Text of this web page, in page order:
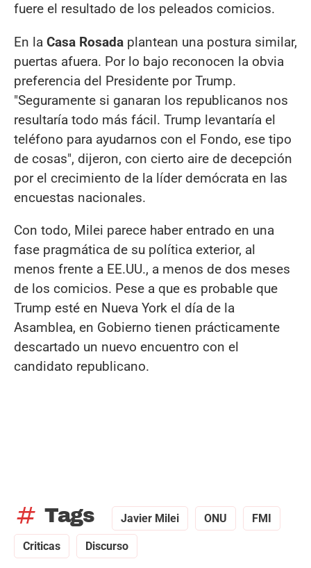
fuere el resultado de los peleados comicios.
En la Casa Rosada plantean una postura similar,
puertas afuera. Por lo bajo reconocen la obvia
preferencia del Presidente por Trump.
"Seguramente si ganaran los republicanos nos
resultaría todo más fácil. Trump levantaría el
teléfono para ayudarnos con el Fondo, ese tipo
de cosas", dijeron, con cierto aire de decepción
por el crecimiento de la líder demócrata en las
encuestas nacionales.
Con todo, Milei parece haber entrado en una
fase pragmática de su política exterior, al
menos frente a EE.UU., a menos de dos meses
de los comicios. Pese a que es probable que
Trump esté en Nueva York el día de la
Asamblea, en Gobierno tienen prácticamente
descartado un nuevo encuentro con el
candidato republicano.
tag Tags Javier Milei ONU FMI
Criticas Discurso